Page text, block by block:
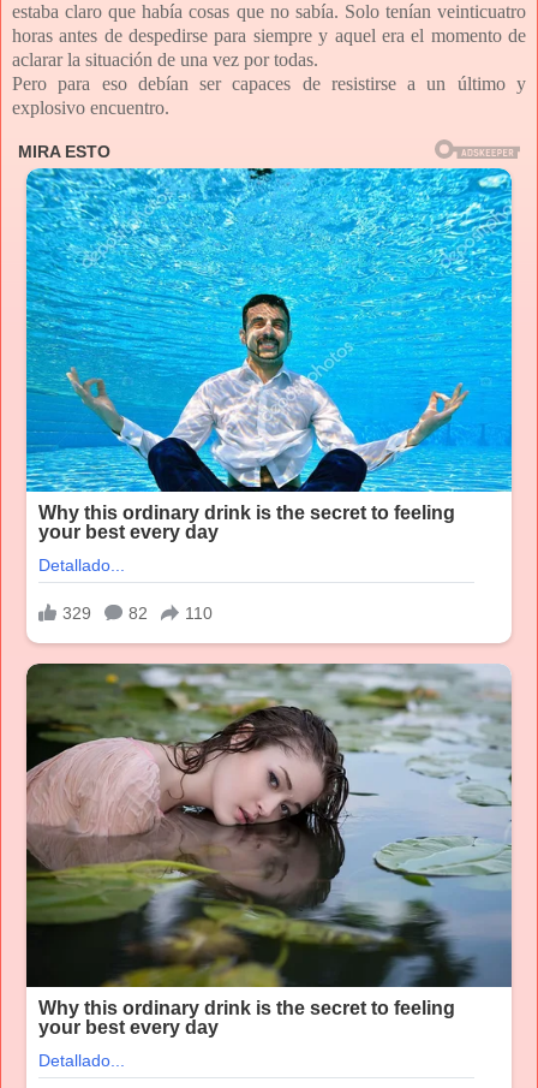
estaba claro que había cosas que no sabía. Solo tenían veinticuatro
horas antes de despedirse para siempre y aquel era el momento de
aclarar la situación de una vez por todas.
Pero para eso debían ser capaces de resistirse a un último y
explosivo encuentro.